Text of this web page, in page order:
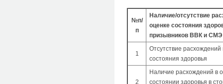
№п/
п
Наличие/отсутствие
оценке состояния
призывников ВВК и СМЭ
1
Отсутствие расхождений
состояния здоровья
2
Наличие расхождений в
состоянии здоровья в